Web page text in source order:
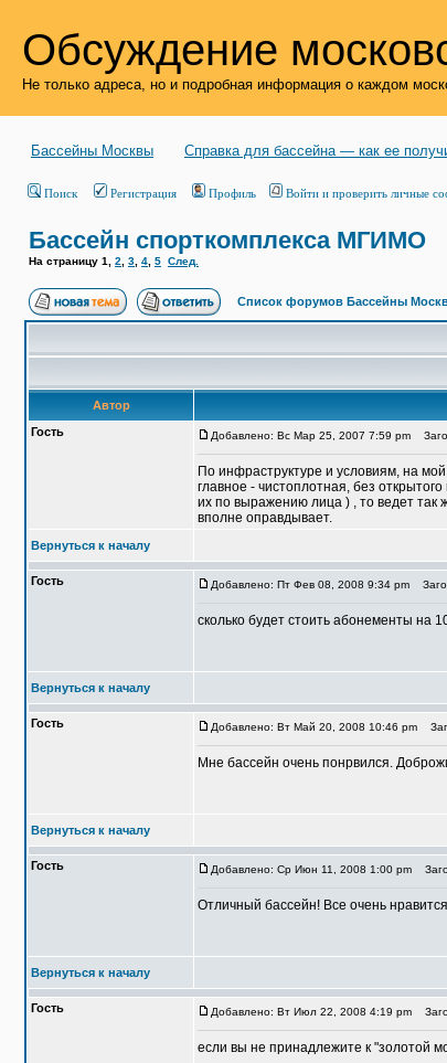
Обсуждение
Не только адреса, но и подробная информация о каждом
Бассейны Москвы Справка для бассейна — как ее
Поиск Регистрация Профиль Войти и проверить личные
Бассейн спорткомплекса МГИМО
На страницу 1 2 3 4 5 След.
Список форумов Бассейны
Автор
Гость
Добавлено: Вс Мар 25, 2007 7:59 pm
По инфраструктуре и условиям, на
главное - чистоплотная, без
их по выражению лица ) , то ведет
вполне оправдывает.
Вернуться к началу
Гость Добавлено: Пт Фев 08, 2008 9:34 pm
сколько будет стоить абонементы на
Вернуться к началу
Гость Добавлено: Вт Май 20, 2008 10:46 pm
Мне бассейн очень понрвился.
Вернуться к началу
Гость Добавлено: Ср Июн 11, 2008 1:00 pm
Отличный бассейн! Все очень
Вернуться к началу
Гость Добавлено: Вт Июл 22, 2008 4:19 pm
если вы не принадлежите к "золотой